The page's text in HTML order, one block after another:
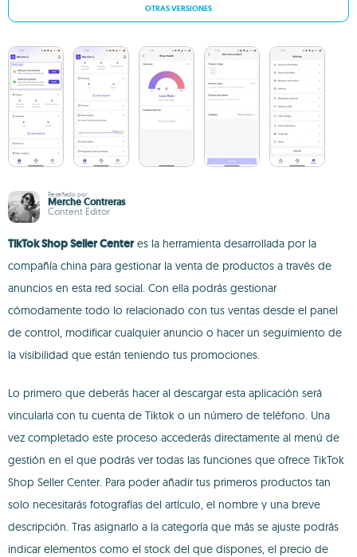
OTRAS VERSIONES
Reseñado por
Merche Contreras
Content Editor
TikTok Shop Seller Centeres la herramienta desarrollada por la
compañía china para gestionar la venta de productos a través de
anuncios en esta red social. Con ella podrás gestionar
cómodamente todo lo relacionado con tus ventas desde el panel
de control, modificar cualquier anuncio o hacer un seguimiento de
la visibilidad que están teniendo tus promociones.
Lo primero que deberás hacer al descargar esta aplicación será
vincularla con tu cuenta de Tiktok o un número de teléfono. Una
vez completado este proceso accederás directamente al menú de
gestión en el que podrás ver todas las funciones que ofrece TikTok
Shop Seller Center. Para poder añadir tus primeros productos tan
solo necesitarás fotografías del artículo, el nombre y una breve
descripción. Tras asignarlo a la categoría que más se ajuste podrás
indicar elementos como el stock del que dispones, el precio de